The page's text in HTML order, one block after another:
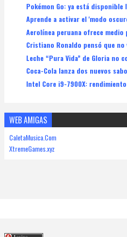
Pokémon Go: ya está
Aprende a activar el 'modo
Aerolínea peruana ofrece medio
Cristiano Ronaldo pensó que
Leche “Pura Vida” de Gloria no
Coca-Cola lanza dos nuevos
Intel Core i9-7900X:
WEB AMIGAS
CaletaMusica.Com
XtremeGames.xyz